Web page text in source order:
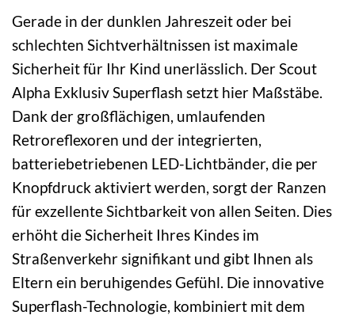
Gerade in der dunklen Jahreszeit oder bei
schlechten Sichtverhältnissen ist maximale
Sicherheit für Ihr Kind unerlässlich. Der Scout
Alpha Exklusiv Superflash setzt hier Maßstäbe.
Dank der großflächigen, umlaufenden
Retroreflexoren und der integrierten,
batteriebetriebenen LED-Lichtbänder, die per
Knopfdruck aktiviert werden, sorgt der Ranzen
für exzellente Sichtbarkeit von allen Seiten. Dies
erhöht die Sicherheit Ihres Kindes im
Straßenverkehr signifikant und gibt Ihnen als
Eltern ein beruhigendes Gefühl. Die innovative
Superflash-Technologie, kombiniert mit dem